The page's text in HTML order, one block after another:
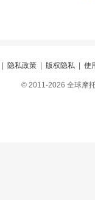
隐私政策 版权隐私 使
© 2011-2026 全球摩